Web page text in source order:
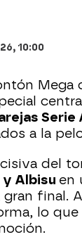
10:00
Serie
a la
del
y Albisu en
gran final.
lo